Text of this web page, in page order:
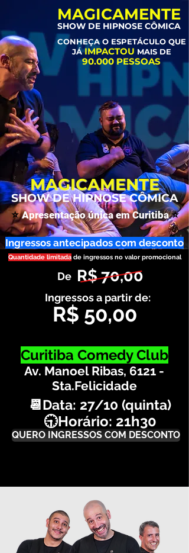
MAGICAMENTE
SHOW DE HIPNOSE CÔMICA
CONHEÇA O ESPETÁCULO QUE
JÁIMPACTOU MAIS DE
90.000 PESSOAS
MAGICAMENTE
SHOW DE HIPNOSE CÔMICA
⭐Apresentação única em Curitiba⭐
Ingressos antecipados com desconto
Quantidade limitadade ingressos no valor promocional
Ingressos a partir de:
De R$ 70,00
R$ 50,00
Curitiba Comedy Club
Av. Manoel Ribas, 6121 -
Sta.Felicidade
📆Data: 27/10 (quinta)
🕤Horário: 21h30
QUERO INGRESSOS COM DESCONTO